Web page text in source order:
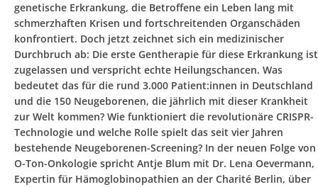
genetische Erkrankung, die Betroffene ein Leben lang mit
schmerzhaften Krisen und fortschreitenden Organschäden
konfrontiert. Doch jetzt zeichnet sich ein medizinischer
Durchbruch ab: Die erste Gentherapie für diese Erkrankung ist
zugelassen und verspricht echte Heilungschancen. Was
bedeutet das für die rund 3.000 Patient:innen in Deutschland
und die 150 Neugeborenen, die jährlich mit dieser Krankheit
zur Welt kommen? Wie funktioniert die revolutionäre CRISPR-
Technologie und welche Rolle spielt das seit vier Jahren
bestehende Neugeborenen-Screening? In der neuen Folge von
O-Ton-Onkologie spricht Antje Blum mit Dr. Lena Oevermann,
Expertin für Hämoglobinopathien an der Charité Berlin, über